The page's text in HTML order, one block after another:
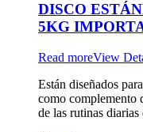
DISCO
5KG
Read moreView
Están diseñados
como complemento
de las rutinas diarias